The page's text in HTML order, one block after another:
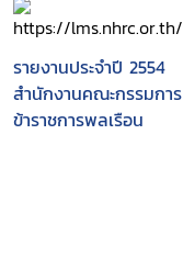
รายงานประจำปี 2554
สำนักงานคณะกรรมการ
ข้าราชการพลเรือน